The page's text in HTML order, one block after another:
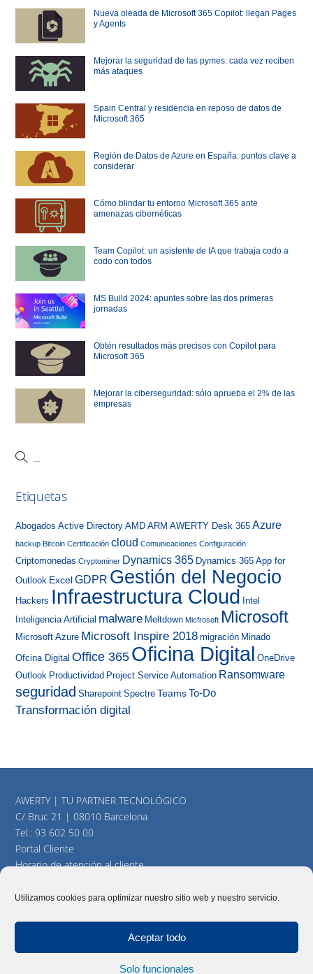
Utilizamos cookies para optimizar nuestro sitio web y nuestro servicio.
Aceptar todo
Solo funcionales
Nueva oleada de Microsoft 365 Copilot: llegan Pages
y Agents
Mejorar la seguridad de las pymes: cada vez reciben
más ataques
Spain Central y residencia en reposo de datos de
Microsoft 365
Región de Datos de Azure en España: puntos clave a
considerar
Cómo blindar tu entorno Microsoft 365 ante
amenazas cibernéticas
Team Copilot: un asistente de IA que trabaja codo a
codo con todos
MS Build 2024: apuntes sobre las dos primeras
jornadas
Obtén resultados más precisos con Copilot para
Microsoft 365
Mejorar la ciberseguridad: sólo aprueba el 2% de las
empresas
Etiquetas
Abogados Active Directory AMD ARM AWERTY Desk 365 Azure
backup Bitcoin Certificación cloud Comunicaciones Configuración
Criptomonedas Cryptominer Dynamics 365 Dynamics 365 App for
Outlook Excel GDPR Gestión del Negocio
Hackers Infraestructura Cloud Intel
Inteligencia Artificial malware Meltdown Micfrosoft Microsoft
Microsoft Azure Microsoft Inspire 2018 migración Minado
Ofcina Digital Office 365 Oficina Digital OneDrive
Outlook Productividad Project Service Automation Ransomware
seguridad Sharepoint Spectre Teams To-Do
Transformación digital
AWERTY | TU PARTNER TECNOLÓGICO
C/ Bruc 21 | 08010 Barcelona
Tel.:93 602 50 00
Portal Cliente
Horario de atención al cliente